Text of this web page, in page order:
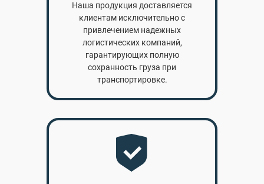
Наша продукция доставляется
клиентам исключительно с
привлечением надежных
логистических компаний,
гарантирующих полную
сохранность груза при
транспортировке.